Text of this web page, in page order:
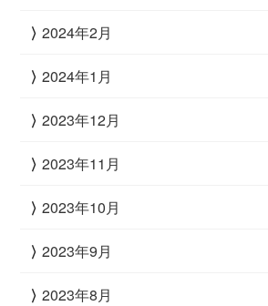
2024年2月
2024年1月
2023年12月
2023年11月
2023年10月
2023年9月
2023年8月